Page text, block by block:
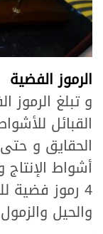
الرموز الفضية
و تبلغ الرموز
الحقايق و
أشواط الإنتاج
والحيل